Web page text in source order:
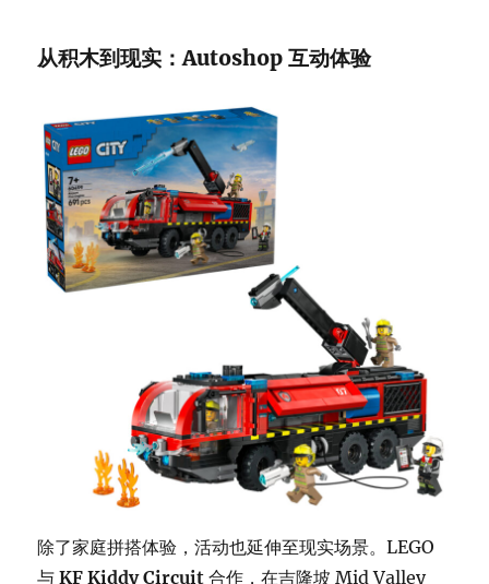
从积木到现实：Autoshop 互动体验
除了家庭拼搭体验，活动也延伸至现实场景。LEGO
与KF Kiddy Circuit 合作，在吉隆坡 Mid Valley